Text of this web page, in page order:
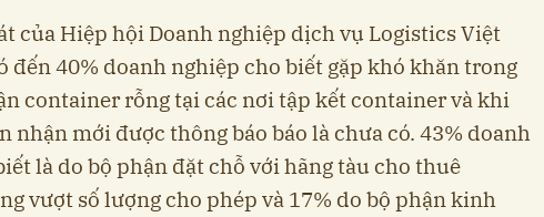
của Hiệp hội Doanh nghiệp dịch vụ Logistics Việt
đến 40% doanh nghiệp cho biết gặp khó khăn trong
container rỗng tại các nơi tập kết container và khi
nhận mới được thông báo báo là chưa có. 43% doanh
là do bộ phận đặt chỗ với hãng tàu cho thuê
vượt số lượng cho phép và 17% do bộ phận kinh